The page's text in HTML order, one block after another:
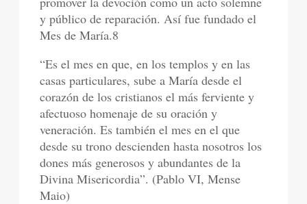
y público de reparación. Así fue fundado el
Mes de María.8
“Es el mes en que, en los templos y en las
casas particulares, sube a María desde el
corazón de los cristianos el más ferviente y
afectuoso homenaje de su oración y
veneración. Es también el mes en el que
desde su trono descienden hasta nosotros los
dones más generosos y abundantes de la
Divina Misericordia”. (Pablo VI, Mense
Maio)